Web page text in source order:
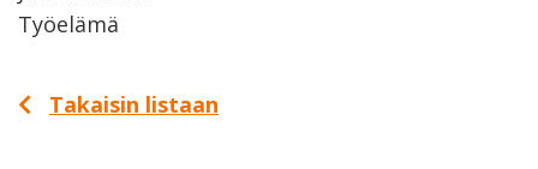
Työelämä
Takaisin listaan